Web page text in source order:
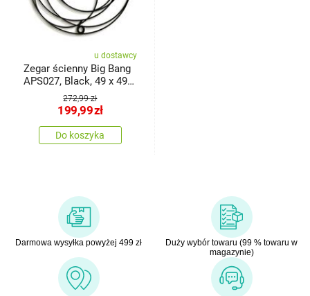
u dostawcy
Zegar ścienny Big Bang
APS027, Black, 49 x 49
272,99 zł
199,99zł
Do koszyka
Darmowa wysyłka powyżej 499 zł
Duży wybór towaru (99 % towaru w
magazynie)